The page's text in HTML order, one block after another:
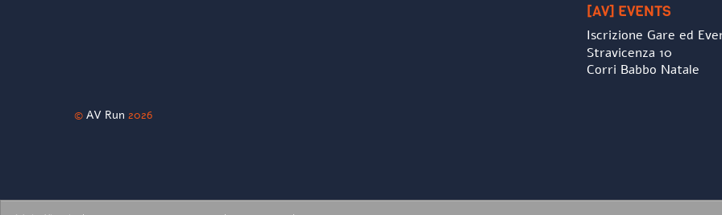
[AV] EVENTS
Iscrizione Gare ed
Stravicenza 10
Corri Babbo Natale
© AV Run 2026